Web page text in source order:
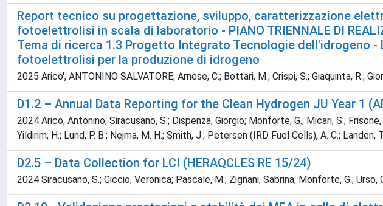
Report tecnico su progettazione, sviluppo, caratterizzazione
fotoelettrolisi in scala di laboratorio - PIANO TRIENNALE DI
Tema di ricerca 1.3 Progetto Integrato Tecnologie dell'idrogeno
fotoelettrolisi per la produzione di idrogeno
2025 Arico', ANTONINO SALVATORE; Arnese, C.; Bottari, M.; Crispi, S.; Giaquinta, R.;
D1.2 – Annual Data Reporting for the Clean Hydrogen JU Year 1
2024 Arico, Antonino; Siracusano, S.; Dispenza, Giorgio; Monforte, G.; Micari, S.;
Yildirim, H.; Lund, P. B.; Nejma, M. H.; Smith, J.; Petersen (IRD Fuel Cells), A. C.; Landen,
D2.5 – Data Collection for LCI (HERAQCLES RE 15/24)
2024 Siracusano, S.; Ciccio, Veronica; Pascale, M.; Zignani, Sabrina; Monforte, G.;